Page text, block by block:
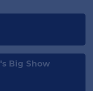
Big Show